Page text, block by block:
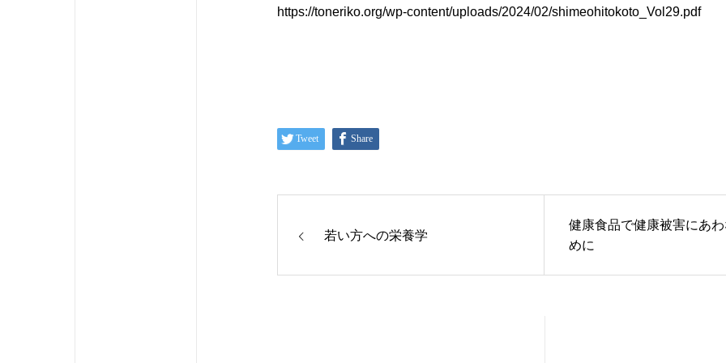
https://toneriko.org/wp-content/uploads/2024/02/shimeohitokoto_Vol29.pdf
Tweet Share
若い方への栄養学
健康食品で健康被害にあ
めに